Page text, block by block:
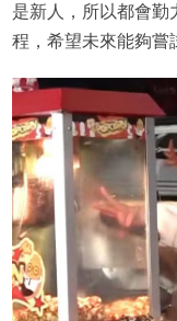
是新人，所以都會勤
程，希望未來能夠嘗